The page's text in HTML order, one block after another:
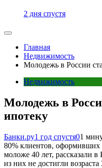
2 дня спустя
Главная
Недвижимость
Молодежь в России
Недвижимость
Молодежь в
ипотеку
Банки.ру1 год спустя01
80% клиентов, оформивших
моложе 40 лет, рассказали
из них не достигли возраста